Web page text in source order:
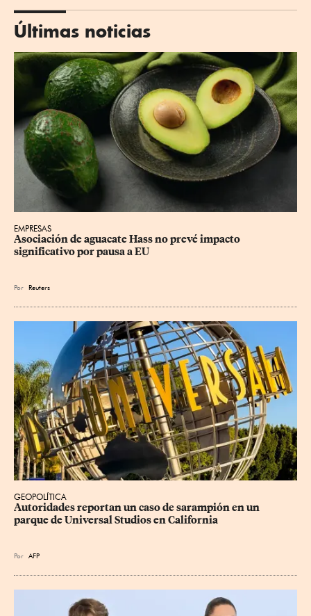
Últimas noticias
EMPRESAS
Asociación de aguacate Hass no prevé impacto
significativo por pausa a EU
Por Reuters
GEOPOLÍTICA
Autoridades reportan un caso de sarampión en un
parque de Universal Studios en California
Por AFP